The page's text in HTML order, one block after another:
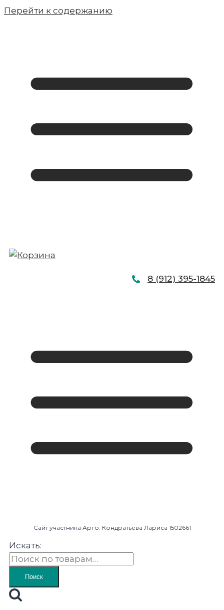
Перейти к содержанию
8 (912) 395-1845
Сайт участника Арго: Кондратьева Лариса 1502661
Искать:
Поиск